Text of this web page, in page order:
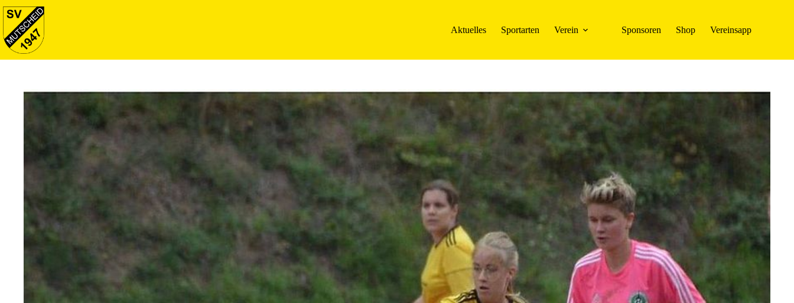
Aktuelles Sportarten Verein Sponsoren Shop Vereinsapp